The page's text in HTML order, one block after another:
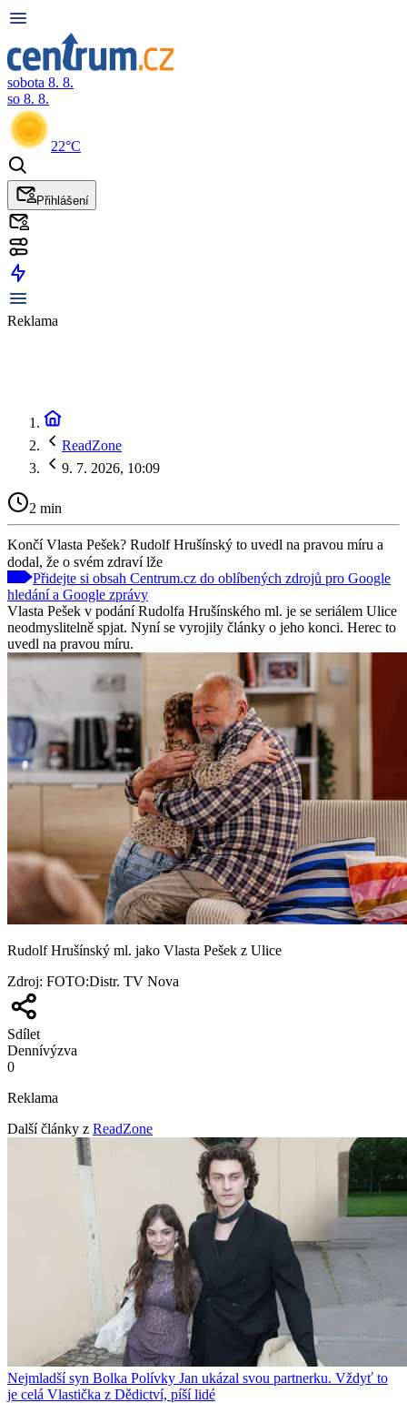
sobota 8. 8.
so 8. 8.
22°C
Přihlášení
Reklama
ReadZone
9. 7. 2026, 10:09
2 min
Končí Vlasta Pešek? Rudolf Hrušínský to uvedl na pravou míru a
dodal, že o svém zdraví lže
Přidejte si obsah Centrum.cz do oblíbených zdrojů pro Google
hledání a Google zprávy
Vlasta Pešek v podání Rudolfa Hrušínského ml. je se seriálem Ulice
neodmyslitelně spjat. Nyní se vyrojily články o jeho konci. Herec to
uvedl na pravou míru.
Rudolf Hrušínský ml. jako Vlasta Pešek z Ulice
Zdroj: FOTO:Distr. TV Nova
Sdílet
Dennívýzva
0
Reklama
Další články z ReadZone
Nejmladší syn Bolka Polívky Jan ukázal svou partnerku. Vždyť to
je celá Vlastička z Dědictví, píší lidé